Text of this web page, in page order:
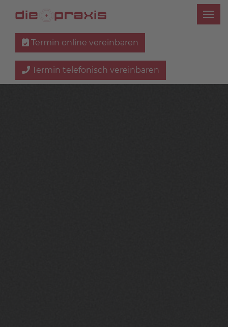
Termin online vereinbaren
Termin telefonisch vereinbaren